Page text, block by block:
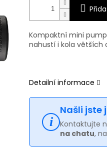
Kompaktní mini
nahustí i kola větších
Detailní informace
Našli jste
Kontaktujte
na chatu, na